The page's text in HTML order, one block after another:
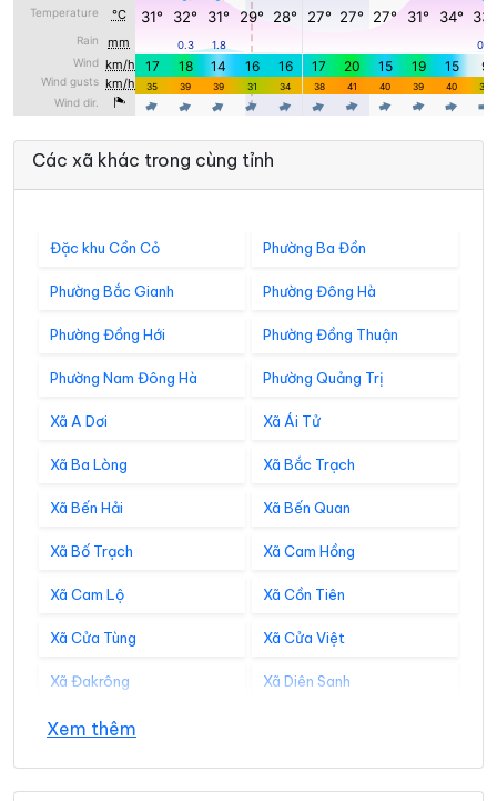
Các xã khác trong cùng tỉnh
Đặc khu Cồn Cỏ Phường Ba Đồn
Phường Bắc Gianh Phường Đông Hà
Phường Đồng Hới Phường Đồng Thuận
Phường Nam Đông Hà Phường Quảng Trị
Xã A Dơi Xã Ái Tử
Xã Ba Lòng Xã Bắc Trạch
Xã Bến Hải Xã Bến Quan
Xã Bố Trạch Xã Cam Hồng
Xã Cam Lộ Xã Cồn Tiên
Xã Cửa Tùng Xã Cửa Việt
Xã Đakrông Xã Diên Sanh
Xã Đồng Lê
Xã Gio Linh Xã Hiếu Giang
Xem thêm